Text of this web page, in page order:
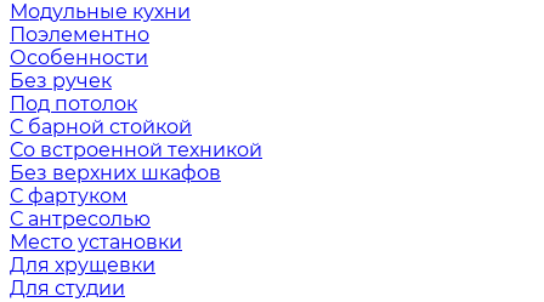
Модульные кухни
Поэлементно
Особенности
Без ручек
Под потолок
С барной стойкой
Со встроенной техникой
Без верхних шкафов
С фартуком
С антресолью
Место установки
Для хрущевки
Для студии